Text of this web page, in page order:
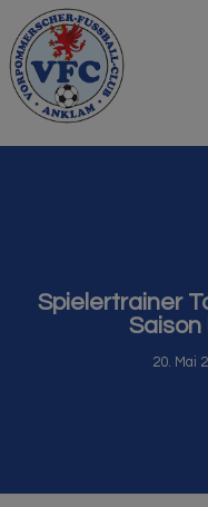
Spielertrainer
Saison
20. Mai